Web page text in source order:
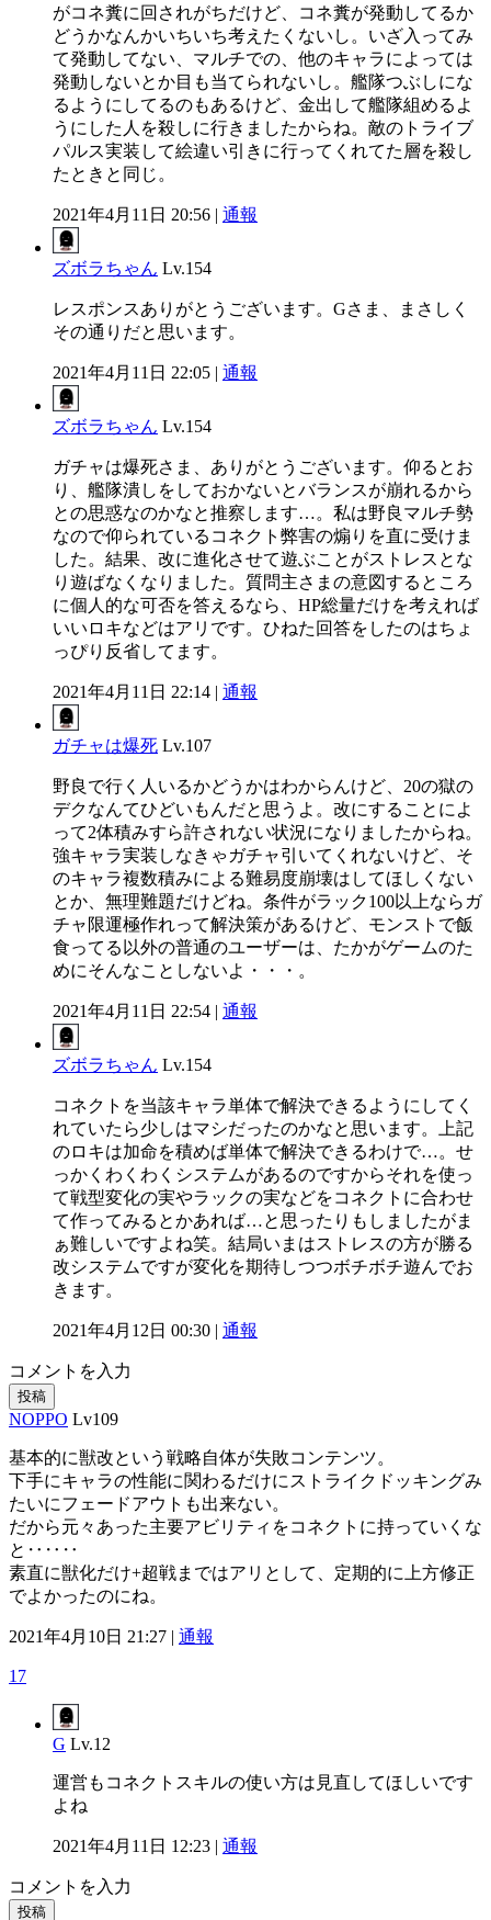
がコネ糞に回されがちだけど、コネ糞が発動してるか
どうかなんかいちいち考えたくないし。いざ入ってみ
て発動してない、マルチでの、他のキャラによっては
発動しないとか目も当てられないし。艦隊つぶしにな
るようにしてるのもあるけど、金出して艦隊組めるよ
うにした人を殺しに行きましたからね。敵のトライブ
パルス実装して絵違い引きに行ってくれてた層を殺し
たときと同じ。
2021年4月11日 20:56 | 通報
ズボラちゃん Lv.154
レスポンスありがとうございます。Gさま、まさしく
その通りだと思います。
2021年4月11日 22:05 | 通報
ズボラちゃん Lv.154
ガチャは爆死さま、ありがとうございます。仰るとお
り、艦隊潰しをしておかないとバランスが崩れるから
との思惑なのかなと推察します…。私は野良マルチ勢
なので仰られているコネクト弊害の煽りを直に受けま
した。結果、改に進化させて遊ぶことがストレスとな
り遊ばなくなりました。質問主さまの意図するところ
に個人的な可否を答えるなら、HP総量だけを考えれば
いいロキなどはアリです。ひねた回答をしたのはちょ
っぴり反省してます。
2021年4月11日 22:14 | 通報
ガチャは爆死 Lv.107
野良で行く人いるかどうかはわからんけど、20の獄の
デクなんてひどいもんだと思うよ。改にすることによ
って2体積みすら許されない状況になりましたからね。
強キャラ実装しなきゃガチャ引いてくれないけど、そ
のキャラ複数積みによる難易度崩壊はしてほしくない
とか、無理難題だけどね。条件がラック100以上ならガ
チャ限運極作れって解決策があるけど、モンストで飯
食ってる以外の普通のユーザーは、たかがゲームのた
めにそんなことしないよ・・・。
2021年4月11日 22:54 | 通報
ズボラちゃん Lv.154
コネクトを当該キャラ単体で解決できるようにしてく
れていたら少しはマシだったのかなと思います。上記
のロキは加命を積めば単体で解決できるわけで…。せ
っかくわくわくシステムがあるのですからそれを使っ
て戦型変化の実やラックの実などをコネクトに合わせ
て作ってみるとかあれば…と思ったりもしましたがま
ぁ難しいですよね笑。結局いまはストレスの方が勝る
改システムですが変化を期待しつつボチボチ遊んでお
きます。
2021年4月12日 00:30 | 通報
コメントを入力
投稿
NOPPO Lv109
基本的に獣改という戦略自体が失敗コンテンツ。
下手にキャラの性能に関わるだけにストライクドッキングみ
たいにフェードアウトも出来ない。
だから元々あった主要アビリティをコネクトに持っていくな
と‥‥‥
素直に獣化だけ+超戦まではアリとして、定期的に上方修正
でよかったのにね。
2021年4月10日 21:27 | 通報
17
G Lv.12
運営もコネクトスキルの使い方は見直してほしいです
よね
2021年4月11日 12:23 | 通報
コメントを入力
投稿